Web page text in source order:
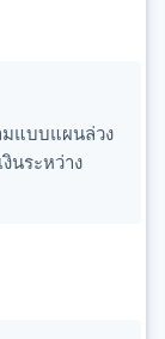
มแบบแผนล่วง
นระหว่าง